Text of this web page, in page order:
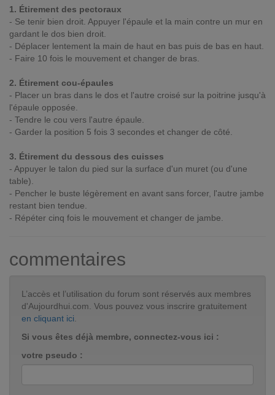
1. Étirement des pectoraux
- Se tenir bien droit. Appuyer l'épaule et la main contre un mur en
gardant le dos bien droit.
- Déplacer lentement la main de haut en bas puis de bas en haut.
- Faire 10 fois le mouvement et changer de bras.
2. Étirement cou-épaules
- Placer un bras dans le dos et l'autre croisé sur la poitrine jusqu'à
l'épaule opposée.
- Tendre le cou vers l'autre épaule.
- Garder la position 5 fois 3 secondes et changer de côté.
3. Étirement du dessous des cuisses
- Appuyer le talon du pied sur la surface d'un muret (ou d'une
table).
- Pencher le buste légèrement en avant sans forcer, l'autre jambe
restant bien tendue.
- Répéter cinq fois le mouvement et changer de jambe.
commentaires
L’accès et l’utilisation du forum sont réservés aux membres
d'Aujourdhui.com. Vous pouvez vous inscrire gratuitement
en cliquant ici
Si vous êtes déjà membre, connectez-vous ici :
votre pseudo :